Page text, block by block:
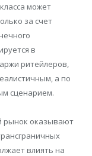
может
за счет
в
ритейлеров,
а по
сценарием.
рынок оказывают
влиять на